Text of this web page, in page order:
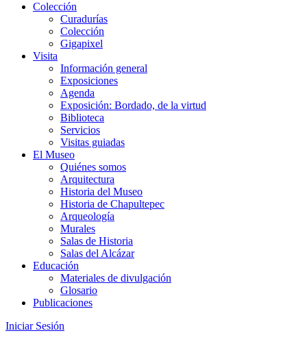
Colección
Curadurías
Colección
Gigapixel
Visita
Información general
Exposiciones
Agenda
Exposición: Bordado, de la virtud
Biblioteca
Servicios
Visitas guiadas
El Museo
Quiénes somos
Arquitectura
Historia del Museo
Historia de Chapultepec
Arqueología
Murales
Salas de Historia
Salas del Alcázar
Educación
Materiales de divulgación
Glosario
Publicaciones
Iniciar Sesión